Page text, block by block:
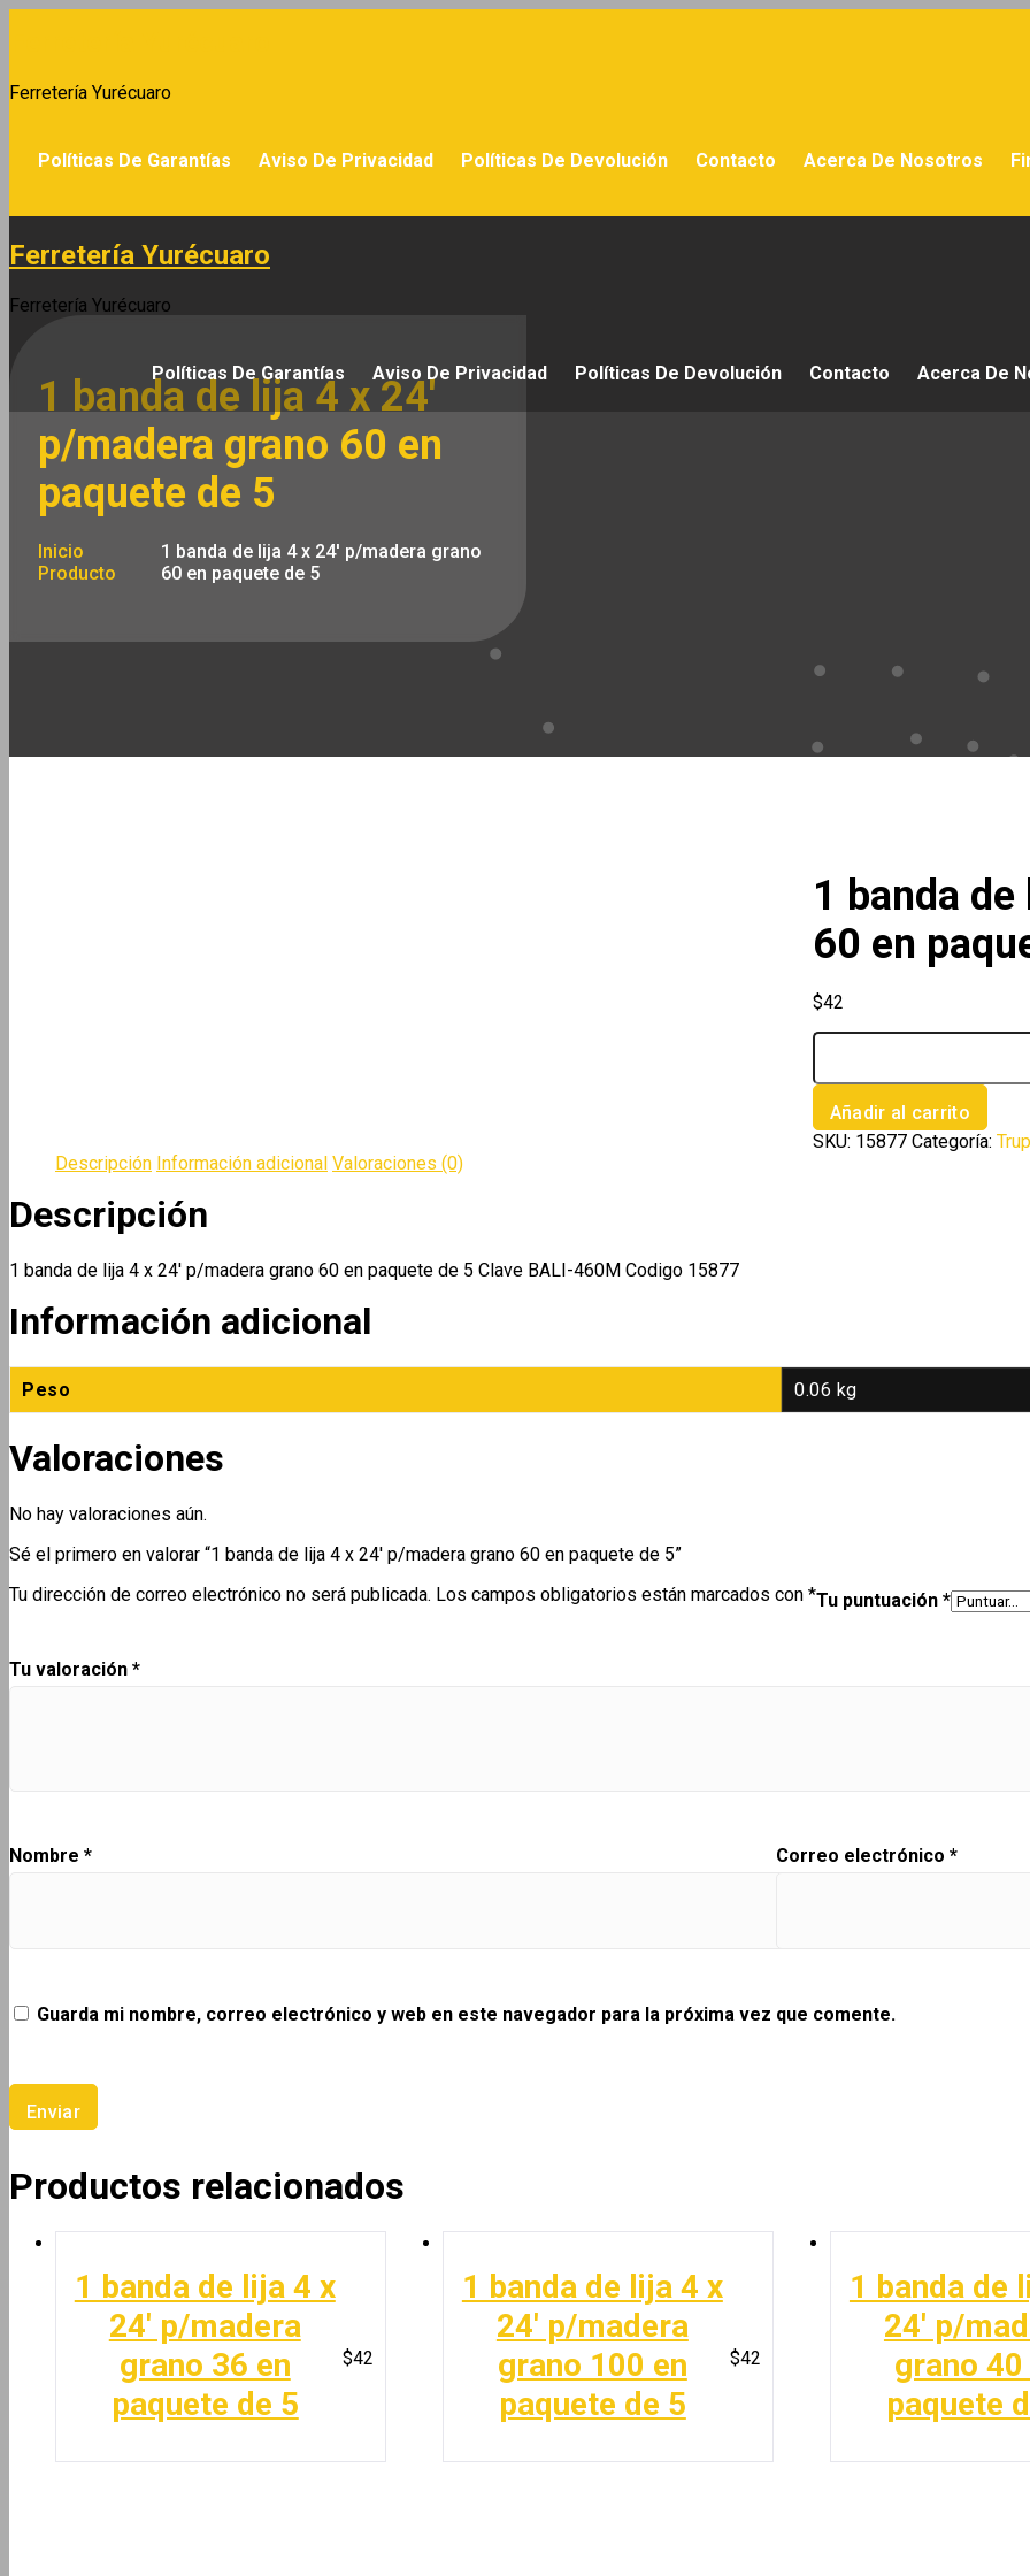
Ferretería Yurécuaro
Políticas De Garantías Aviso De Privacidad Políticas De Devolución Contacto Acerca De Nosotros
Ferretería Yurécuaro
Ferretería Yurécuaro
Políticas De Garantías Aviso De Privacidad Políticas De Devolución Contacto Acerca De
1 banda de lija 4 x 24′
p/madera grano 60 en
paquete de 5
Inicio
Producto
1 banda de lija 4 x 24′ p/madera grano
60 en paquete de 5
1 banda de
60 en
$42
1
de
lija
4
x
Añadir al carrito
SKU: 15877 Categoría:
Descripción Información adicional Valoraciones (0)
Descripción
1 banda de lija 4 x 24′ p/madera grano 60 en paquete de 5 Clave BALI-460M Codigo 15877
Información adicional
Peso 0.06 kg
Valoraciones
No hay valoraciones aún.
Sé el primero en valorar “1 banda de lija 4 x 24′ p/madera grano 60 en paquete de 5”
Tu dirección de correo electrónico no será publicada. Los campos obligatorios están marcados con *Tu puntuación *
Tu valoración *
Nombre * Correo electrónico *
Guarda mi nombre, correo electrónico y web en este navegador para la próxima vez que comente.
Productos relacionados
1 banda de lija 4 x
24′ p/madera
grano 36 en
paquete de 5
$42
1 banda de lija 4 x
24′ p/madera
grano 100 en
paquete de 5
$42
1 banda de
24′ p/
grano 40
paquete